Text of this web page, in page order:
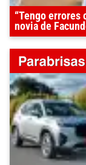
“Tengo errores
novia de